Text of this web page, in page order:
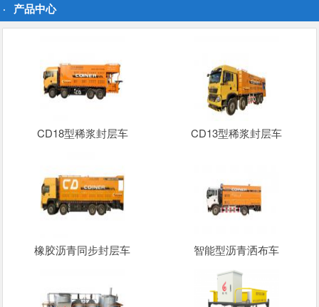
产品中心
CD18型稀浆封层车 CD13型稀浆封层车
橡胶沥青同步封层车 智能型沥青洒布车